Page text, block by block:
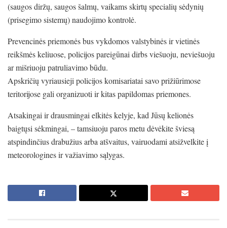
(saugos diržų, saugos šalmų, vaikams skirtų specialių sėdynių
(prisegimo sistemų) naudojimo kontrolė.
Prevencinės priemonės bus vykdomos valstybinės ir vietinės
reikšmės keliuose, policijos pareigūnai dirbs viešuoju, neviešuoju
ar mišriuoju patruliavimo būdu.
Apskričių vyriausieji policijos komisariatai savo prižiūrimose
teritorijose gali organizuoti ir kitas papildomas priemones.
Atsakingai ir drausmingai elkitės kelyje, kad Jūsų kelionės
baigtųsi sėkmingai, – tamsiuoju paros metu dėvėkite šviesą
atspindinčius drabužius arba atšvaitus, vairuodami atsižvelkite į
meteorologines ir važiavimo sąlygas.